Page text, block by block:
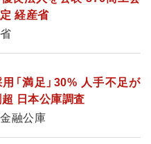
経産省
「満足」30% 人手不足が
超 日本公庫調査
融公庫